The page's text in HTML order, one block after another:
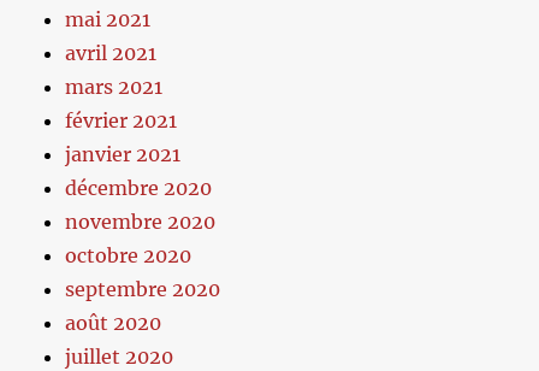
mai 2021
avril 2021
mars 2021
février 2021
janvier 2021
décembre 2020
novembre 2020
octobre 2020
septembre 2020
août 2020
juillet 2020